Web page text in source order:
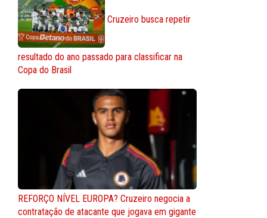
Cruzeiro busca repetir
resultado do ano passado para classificar na
Copa do Brasil
REFORÇO NÍVEL EUROPA? Cruzeiro negocia a
contratação de atacante que jogava em gigante